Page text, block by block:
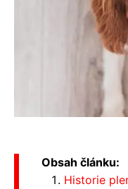
Obsah článku:
Historie